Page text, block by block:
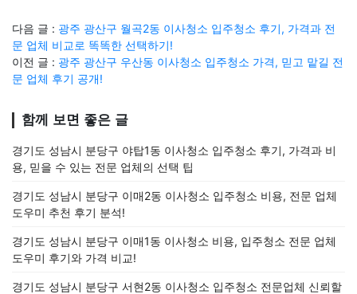
다음 글 : 광주 광산구 월곡2동 이사청소 입주청소 후기, 가격과 전
문 업체 비교로 똑똑한 선택하기!
이전 글 : 광주 광산구 우산동 이사청소 입주청소 가격, 믿고 맡길 전
문 업체 후기 공개!
함께 보면 좋은 글
경기도 성남시 분당구 야탑1동 이사청소 입주청소 후기, 가격과 비
용, 믿을 수 있는 전문 업체의 선택 팁
경기도 성남시 분당구 이매2동 이사청소 입주청소 비용, 전문 업체
도우미 추천 후기 분석!
경기도 성남시 분당구 이매1동 이사청소 비용, 입주청소 전문 업체
도우미 후기와 가격 비교!
경기도 성남시 분당구 서현2동 이사청소 입주청소 전문업체 신뢰할